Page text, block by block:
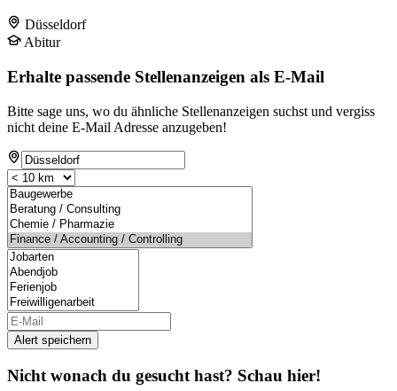
Düsseldorf
Abitur
Erhalte passende Stellenanzeigen als E-Mail
Bitte sage uns, wo du ähnliche Stellenanzeigen suchst und vergiss
nicht deine E-Mail Adresse anzugeben!
Alert speichern
Nicht wonach du gesucht hast? Schau hier!